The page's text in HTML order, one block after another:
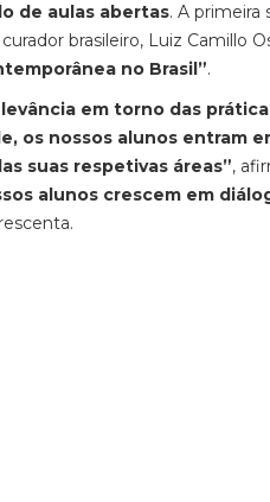
de aulas abertas. A primeira
brasileiro, Luiz Camillo
no Brasil”.
em torno das
os nossos alunos entram
suas respetivas áreas”,
alunos crescem em